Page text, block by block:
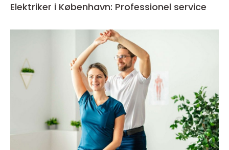
Elektriker i København: Professionel service